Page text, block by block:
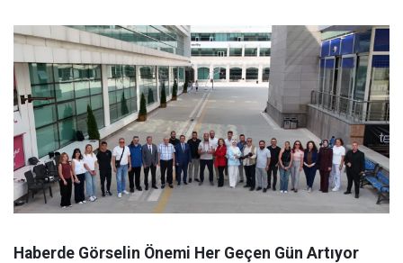
Haberde Görselin Önemi Her Geçen Gün Artıyor